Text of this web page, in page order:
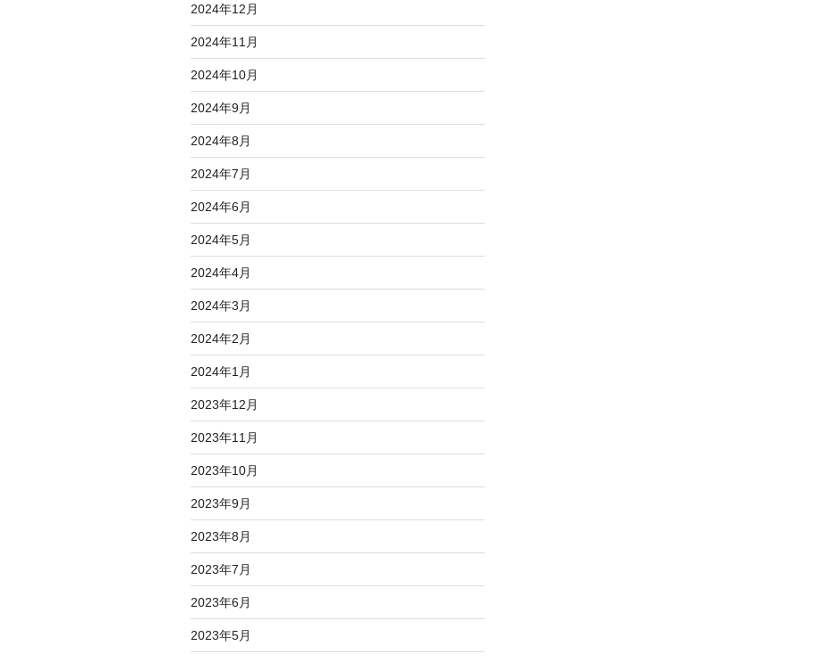
2024年12月
2024年11月
2024年10月
2024年9月
2024年8月
2024年7月
2024年6月
2024年5月
2024年4月
2024年3月
2024年2月
2024年1月
2023年12月
2023年11月
2023年10月
2023年9月
2023年8月
2023年7月
2023年6月
2023年5月